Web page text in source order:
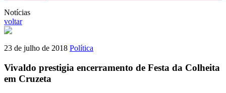
Notícias
voltar
23 de julho de 2018 Política
Vivaldo prestigia encerramento de Festa da Colheita
em Cruzeta